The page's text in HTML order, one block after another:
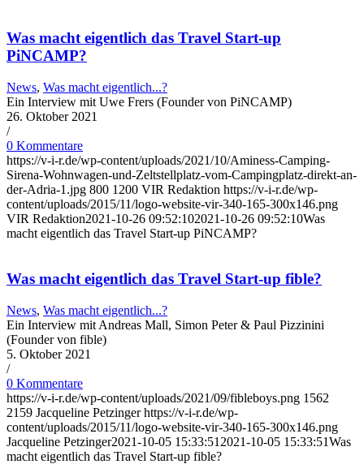
Was macht eigentlich das Travel Start-up
PiNCAMP?
News, Was macht eigentlich...?
Ein Interview mit Uwe Frers (Founder von PiNCAMP)
26. Oktober 2021
/
0 Kommentare
https://v-i-r.de/wp-content/uploads/2021/10/Aminess-Camping-
Sirena-Wohnwagen-und-Zeltstellplatz-vom-Campingplatz-direkt-an-
der-Adria-1.jpg 800 1200 VIR Redaktion https://v-i-r.de/wp-
content/uploads/2015/11/logo-website-vir-340-165-300x146.png
VIR Redaktion2021-10-26 09:52:102021-10-26 09:52:10Was
macht eigentlich das Travel Start-up PiNCAMP?
Was macht eigentlich das Travel Start-up fible?
News, Was macht eigentlich...?
Ein Interview mit Andreas Mall, Simon Peter & Paul Pizzinini
(Founder von fible)
5. Oktober 2021
/
0 Kommentare
https://v-i-r.de/wp-content/uploads/2021/09/fibleboys.png 1562
2159 Jacqueline Petzinger https://v-i-r.de/wp-
content/uploads/2015/11/logo-website-vir-340-165-300x146.png
Jacqueline Petzinger2021-10-05 15:33:51 2021-10-05 15:33:51Was
macht eigentlich das Travel Start-up fible?